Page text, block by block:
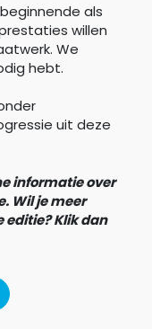
als
willen
We
hebt.
uit deze
informatie over
Wil je meer
Klik dan